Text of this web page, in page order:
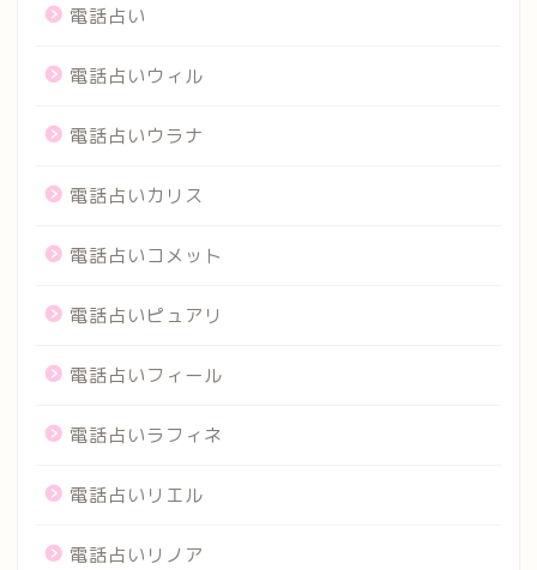
電話占い
電話占いウィル
電話占いウラナ
電話占いカリス
電話占いコメット
電話占いピュアリ
電話占いフィール
電話占いラフィネ
電話占いリエル
電話占いリノア